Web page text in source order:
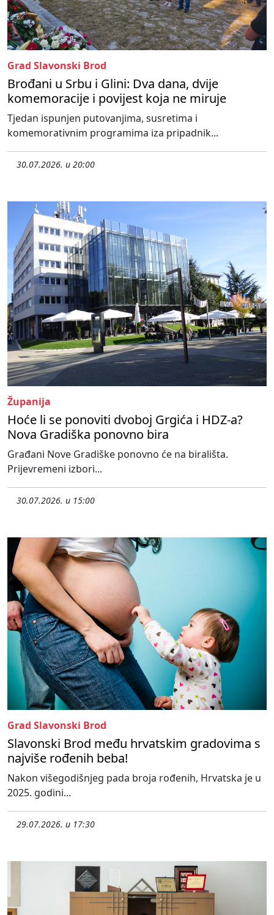
Grad Slavonski Brod
Brođani u Srbu i Glini: Dva dana, dvije
komemoracije i povijest koja ne miruje
Tjedan ispunjen putovanjima, susretima i
komemorativnim programima iza pripadnik...
30.07.2026. u 20:00
Županija
Hoće li se ponoviti dvoboj Grgića i HDZ-a?
Nova Gradiška ponovno bira
Građani Nove Gradiške ponovno će na birališta.
Prijevremeni izbori...
30.07.2026. u 15:00
Grad Slavonski Brod
Slavonski Brod među hrvatskim gradovima s
najviše rođenih beba!
Nakon višegodišnjeg pada broja rođenih, Hrvatska je u
2025. godini...
29.07.2026. u 17:30